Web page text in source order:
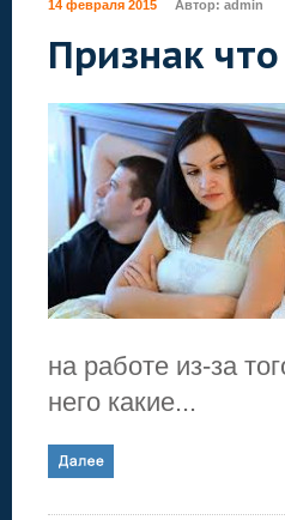
14 февраля 2015 Автор: admin
Признак
на работе из-за
него какие...